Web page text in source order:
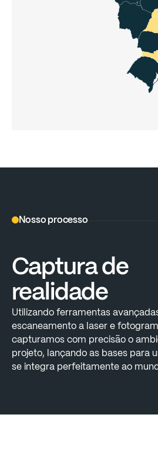
Nosso processo
Captura de
realidade
Utilizando ferramentas
escaneamento a laser e
capturamos com precisão o
projeto, lançando as bases para
se integra perfeitamente ao